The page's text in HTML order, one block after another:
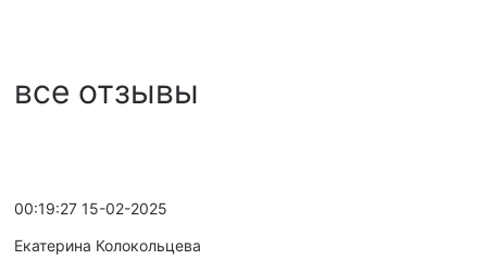
все отзывы
00:19:27 15-02-2025
Екатерина Колокольцева